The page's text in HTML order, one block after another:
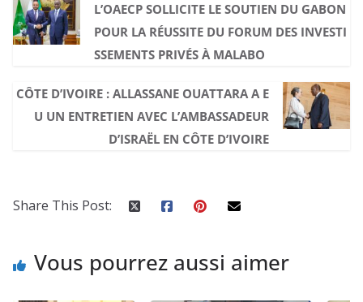
L’OAECP SOLLICITE LE SOUTIEN DU GABON
POUR LA RÉUSSITE DU FORUM DES INVESTI
SSEMENTS PRIVÉS À MALABO
CÔTE D’IVOIRE : ALLASSANE OUATTARA A E
U UN ENTRETIEN AVEC L’AMBASSADEUR
D’ISRAËL EN CÔTE D’IVOIRE
Share This Post:
Vous pourrez aussi aimer